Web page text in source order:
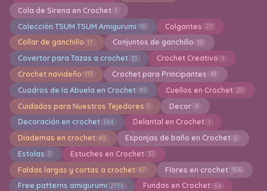
Cola de Sirena en Crochet 1
Colección TSUM TSUM Amigurumi 16 Colgantes 27
Collar de ganchillo 17 Conjuntos de ganchillo 15
Covertor para Tazas a crochet 33 Crochet Creativo 1
Crochet navideño 113 Crochet para Principantes 41
Cuadros de la Abuela en Crochet 49 Cuellos en Crochet 20
Cuidados para Nuestros Tejedores 1 Decor 4
Decoración en crochet 344 Delantal en Crochet 1
Diademas en crochet 49 Esponjas de baño en Crochet 5
Estolas 3 Estuches en Crochet 32
Faldas largas y cortas a crochet 47 Flores en crochet 156
Free patterns amigurumi 2194 Fundas en Crochet 64